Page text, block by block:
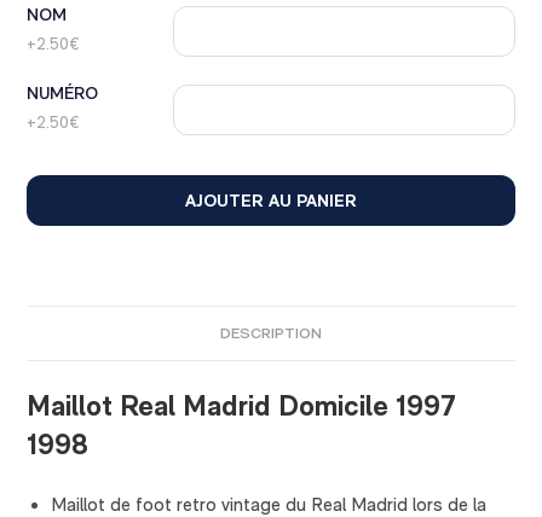
NOM
+2.50€
NUMÉRO
+2.50€
AJOUTER AU PANIER
DESCRIPTION
Maillot Real Madrid Domicile 1997
1998
Maillot de foot retro vintage du Real Madrid lors de la